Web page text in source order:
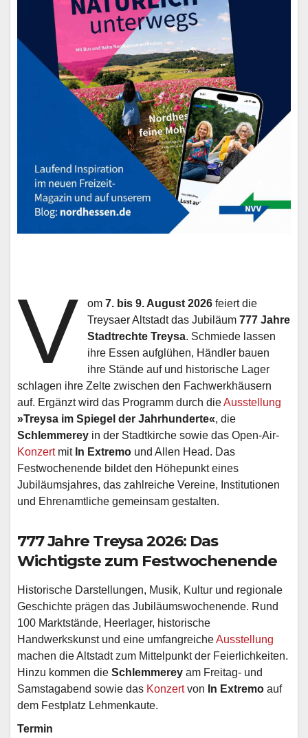
V om7. bis 9. August 2026 feiert die
Treysaer Altstadt das Jubiläum777 Jahre
Stadtrechte Treysa. Schmiede lassen
ihre Essen aufglühen, Händler bauen
ihre Stände auf und historische Lager
schlagen ihre Zelte zwischen den Fachwerkhäusern
auf. Ergänzt wird das Programm durch dieAusstellung
»Treysa im Spiegel der Jahrhunderte«, die
Schlemmerey in der Stadtkirche sowie das Open-Air-
Konzertmit In Extremo und Allen Head. Das
Festwochenende bildet den Höhepunkt eines
Jubiläumsjahres, das zahlreiche Vereine, Institutionen
und Ehrenamtliche gemeinsam gestalten.
777 Jahre Treysa 2026: Das
Wichtigste zum Festwochenende
Historische Darstellungen, Musik, Kultur und regionale
Geschichte prägen das Jubiläumswochenende. Rund
100 Marktstände, Heerlager, historische
Handwerkskunst und eine umfangreicheAusstellung
machen die Altstadt zum Mittelpunkt der Feierlichkeiten.
Hinzu kommen die Schlemmerey am Freitag- und
Samstagabend sowie das Konzertvon In Extremo auf
dem Festplatz Lehmenkaute.
Termin